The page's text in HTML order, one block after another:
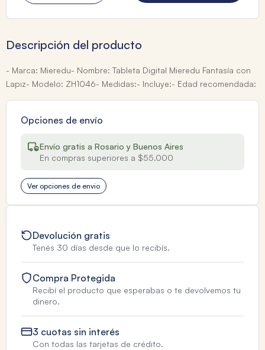
Descripción del producto
- Marca: Mieredu- Nombre: Tableta Digital Mieredu Fantasía con
Lapiz- Modelo: ZH1046- Medidas:- Incluye:- Edad recomendada:
Opciones de envío
Envío gratis a Rosario y Buenos Aires
En compras superiores a $55.000
Ver opciones de envio
Devolución gratis
Tenés 30 días desde que lo recibís.
Compra Protegida
Recibí el producto que esperabas o te devolvemos tu
dinero.
3 cuotas sin interés
Con todas las tarjetas de crédito.